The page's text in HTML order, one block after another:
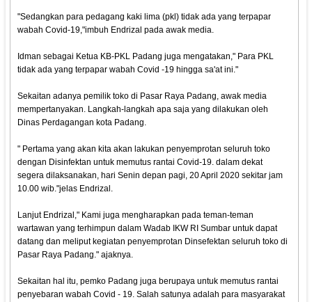
"Sedangkan para pedagang kaki lima (pkl) tidak ada yang terpapar
wabah Covid-19,"imbuh Endrizal pada awak media.
Idman sebagai Ketua KB-PKL Padang juga mengatakan," Para PKL
tidak ada yang terpapar wabah Covid -19 hingga sa'at ini."
Sekaitan adanya pemilik toko di Pasar Raya Padang, awak media
mempertanyakan. Langkah-langkah apa saja yang dilakukan oleh
Dinas Perdagangan kota Padang.
" Pertama yang akan kita akan lakukan penyemprotan seluruh toko
dengan Disinfektan untuk memutus rantai Covid-19. dalam dekat
segera dilaksanakan, hari Senin depan pagi, 20 April 2020 sekitar jam
10.00 wib."jelas Endrizal.
Lanjut Endrizal," Kami juga mengharapkan pada teman-teman
wartawan yang terhimpun dalam Wadab IKW RI Sumbar untuk dapat
datang dan meliput kegiatan penyemprotan Dinsefektan seluruh toko di
Pasar Raya Padang." ajaknya.
Sekaitan hal itu, pemko Padang juga berupaya untuk memutus rantai
penyebaran wabah Covid - 19. Salah satunya adalah para masyarakat